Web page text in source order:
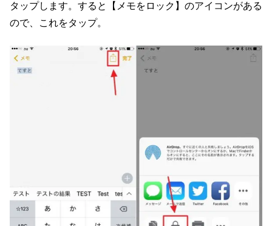
タップします。すると【メモをロック】のアイコンがある
ので、これをタップ。